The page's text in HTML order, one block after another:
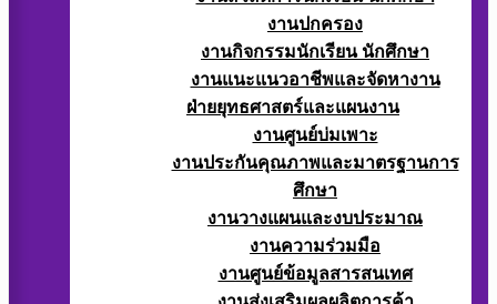
งานปกครอง
งานกิจกรรมนักเรียน นักศึกษา
งานแนะแนวอาชีพและจัดหางาน
ฝ่ายยุทธศาสตร์และแผนงาน
งานศูนย์บ่มเพาะ
งานประกันคุณภาพและมาตรฐานการ
ศึกษา
งานวางแผนและงบประมาณ
งานความร่วมมือ
งานศูนย์ข้อมูลสารสนเทศ